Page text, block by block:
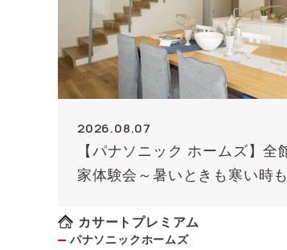
2026.08.07
【パナソニック ホームズ】全
家体験会～暑いときも寒い時
カサートプレミアム
パナソニックホームズ